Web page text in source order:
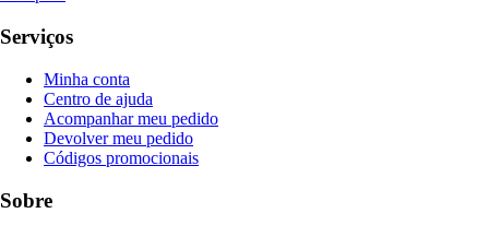
Serviços
Minha conta
Centro de ajuda
Acompanhar meu pedido
Devolver meu pedido
Códigos promocionais
Sobre